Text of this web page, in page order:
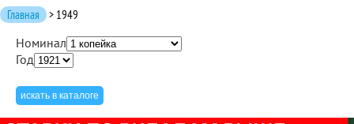
Главная > 1949
Номинал
Год